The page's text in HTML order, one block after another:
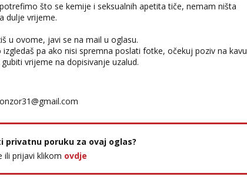
što se kemije i seksualnih apetita tiče, nemam ništa
dulje vrijeme.
u ovome, javi se na mail u oglasu.
izgledaš pa ako nisi spremna poslati fotke, očekuj poziv na kavu
vrijeme na dopisivanje uzalud.
privatnu poruku za ovaj oglas?
ili prijavi klikom ovdje